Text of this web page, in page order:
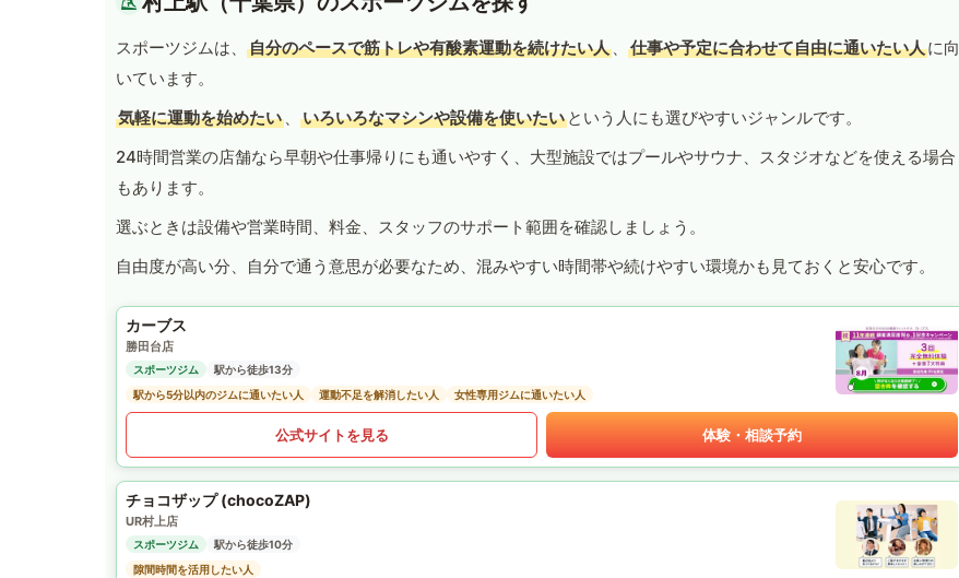
スポーツジムは、 自分のペースで筋トレや有酸素運動を続けたい人 、 仕事や予定に合わせて自由に通いたい人に向
いています。
気軽に運動を始めたい 、 いろいろなマシンや設備を使いたい という人にも選びやすいジャンルです。
24時間営業の店舗なら早朝や仕事帰りにも通いやすく、大型施設ではプールやサウナ、スタジオなどを使える場合
もあります。
選ぶときは設備や営業時間、料金、スタッフのサポート範囲を確認しましょう。
自由度が高い分、自分で通う意思が必要なため、混みやすい時間帯や続けやすい環境かも見ておくと安心です。
カーブス
勝田台店
スポーツジム
駅から徒歩13分
駅から5分以内のジムに通いたい人
運動不足を解消したい人 女性専用ジムに通いたい人
公式サイトを見る 体験・相談予約
チョコザップ (chocoZAP)
UR村上店
スポーツジム
駅から徒歩10分
隙間時間を活用したい人